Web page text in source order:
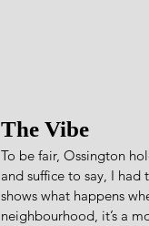
The Vibe
To be fair, Ossington
and suffice to say, I had
shows what happens
neighbourhood, it’s a